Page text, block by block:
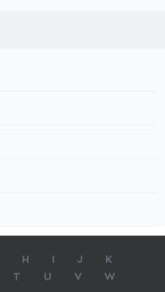
H J
K
T U V
W